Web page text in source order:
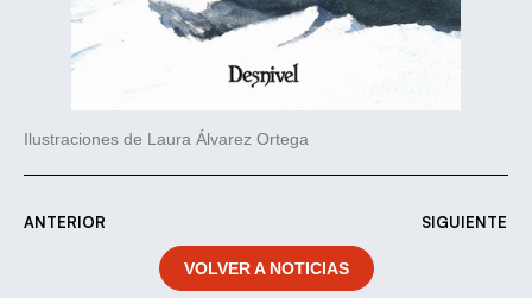
Ilustraciones de Laura Álvarez Ortega
ANTERIOR SIGUIENTE
VOLVER A NOTICIAS